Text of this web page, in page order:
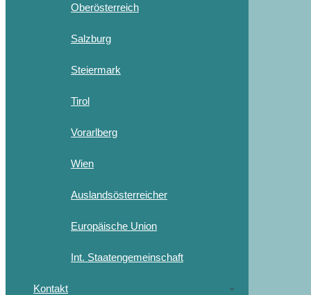
Oberösterreich
Salzburg
Steiermark
Tirol
Vorarlberg
Wien
Auslandsösterreicher
Europäische Union
Int. Staatengemeinschaft
Kontakt